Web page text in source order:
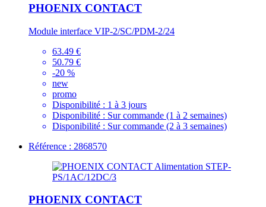
PHOENIX CONTACT
Module interface VIP-2/SC/PDM-2/24
63.49 €
50.79 €
-20 %
new
promo
Disponibilité : 1 à 3 jours
Disponibilité : Sur commande (1 à 2 semaines)
Disponibilité : Sur commande (2 à 3 semaines)
Référence : 2868570
PHOENIX CONTACT